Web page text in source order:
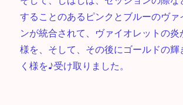
することのあるピンクとブルーのヴァ
ンが統合されて、ヴァイオレットの炎
様を、そして、その後にゴールドの輝
く様を♪受け取りました。